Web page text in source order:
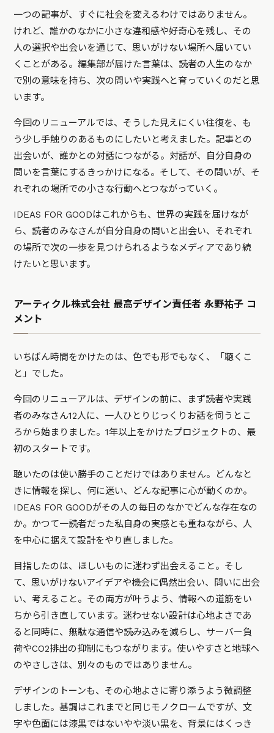
一つの記事が、すぐに社会を変えるわけではありません。
けれど、誰かのなかに小さな違和感や好奇心を残し、その
人の選択や出会いを通じて、思いがけない場所へ届いてい
くことがある。編集部が届けた言葉は、読者の人生のなか
で別の意味を持ち、次の問いや実践へと育っていくのだと思
います。
今回のリニューアルでは、そうした見えにくい往復を、も
う少し手触りのあるものにしたいと考えました。記事との
出会いが、誰かとの対話につながる。対話が、自分自身の
問いを言葉にするきっかけになる。そして、その問いが、そ
れぞれの場所での小さな行動へとつながっていく。
IDEAS FOR GOODはこれからも、世界の実践を届けなが
ら、読者のみなさんが自分自身の問いと出会い、それぞれ
の場所で次の一歩を見つけられるようなメディアであり続
けたいと思います。
アーティクル株式会社 最高デザイン責任者 永野祐子 コ
メント
いちばん時間をかけたのは、色でも形でもなく、「聴くこ
と」でした。
今回のリニューアルは、デザインの前に、まず読者や実践
者のみなさん12人に、一人ひとりじっくりお話を伺うとこ
ろから始まりました。1年以上をかけたプロジェクトの、最
初のスタートです。
聴いたのは使い勝手のことだけではありません。どんなと
きに情報を探し、何に迷い、どんな記事に心が動くのか。
IDEAS FOR GOODがその人の毎日のなかでどんな存在なの
か。かつて一読者だった私自身の実感とも重ねながら、人
を中心に据えて設計をやり直しました。
目指したのは、ほしいものに迷わず出会えること。そし
て、思いがけないアイデアや機会に偶然出会い、問いに出会
い、考えること。その両方が叶うよう、情報への道筋をい
ちから引き直しています。迷わせない設計は心地よさであ
ると同時に、無駄な通信や読み込みを減らし、サーバー負
荷やCO2排出の抑制にもつながります。使いやすさと地球へ
のやさしさは、別々のものではありません。
デザインのトーンも、その心地よさに寄り添うよう微調整
しました。基調はこれまでと同じモノクロームですが、文
字や色面には漆黒ではないやや淡い黒を、背景にはくっき